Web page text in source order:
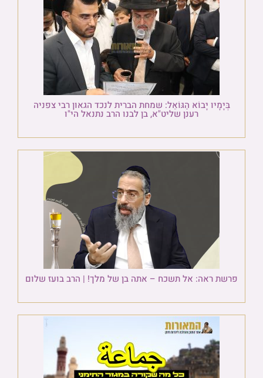
בְּיָמָיו יָבוֹא הַגּוֹאֵל: שמחת הברית לנכד הגאון רבי צפניה
רענן שליט"א, בן לבנו הרב נתנאל הי"ו
פרשת ראה: אל תשכח – אתה בן של מלך! | הרב בועז שלום